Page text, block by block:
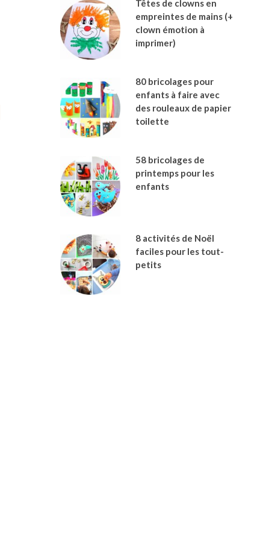
Têtes de clowns en
empreintes de mains (+
clown émotion à
imprimer)
80 bricolages pour
enfants à faire avec
des rouleaux de papier
toilette
58 bricolages de
printemps pour les
enfants
8 activités de Noël
faciles pour les tout-
petits